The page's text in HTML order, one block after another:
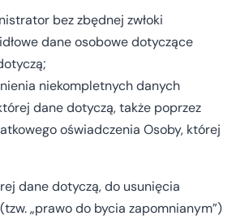
bez zbędnej zwłoki
dane osobowe dotyczące
niekompletnych danych
dane dotyczą, także poprzez
oświadczenia Osoby, której
dane dotyczą, do usunięcia
„prawo do bycia zapomnianym”)